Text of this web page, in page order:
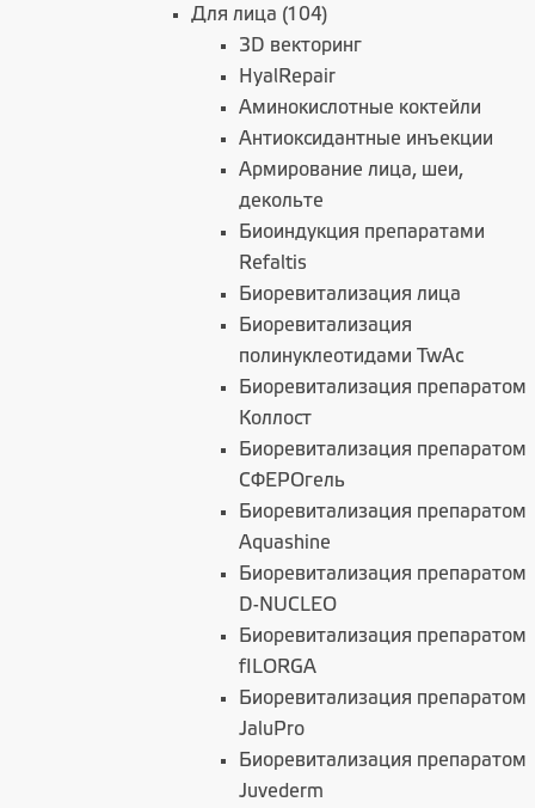
Для лица (104)
3D векторинг
HyalRepair
Аминокислотные коктейли
Антиоксидантные инъекции
Армирование лица, шеи,
декольте
Биоиндукция препаратами
Refaltis
Биоревитализация лица
Биоревитализация
полинуклеотидами TwAc
Биоревитализация препаратом
Коллост
Биоревитализация препаратом
СФЕРОгель
Биоревитализация препаратом
Aquashine
Биоревитализация препаратом
D-NUCLEO
Биоревитализация препаратом
fILORGA
Биоревитализация препаратом
JaluPro
Биоревитализация препаратом
Juvederm